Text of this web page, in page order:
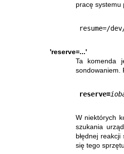
pracę systemu
'reserve=...'
Ta komenda
sondowaniem.
reserve=
W niektórych
szukania
błędnej
się tego